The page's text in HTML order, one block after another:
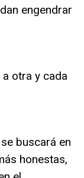
engendrar
otra y cada
buscará en
honestas,